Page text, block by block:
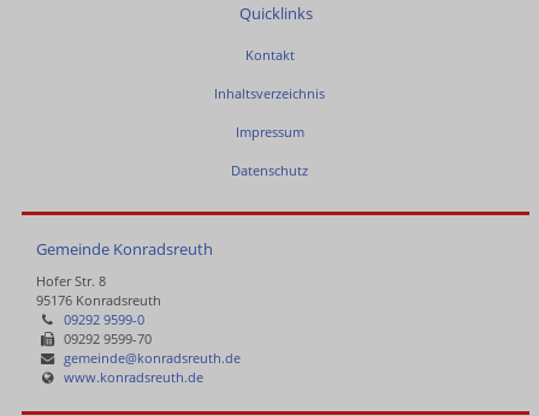
Quicklinks
Kontakt
Inhaltsverzeichnis
Impressum
Datenschutz
Gemeinde Konradsreuth
Hofer Str. 8
95176 Konradsreuth
09292 9599-0
09292 9599-70
gemeinde@konradsreuth.de
www.konradsreuth.de